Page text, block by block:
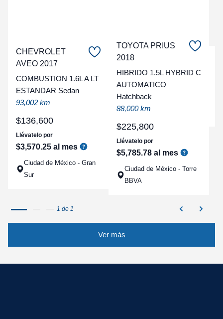
CHEVROLET
AVEO 2017
COMBUSTION 1.6L A LT
ESTANDAR Sedan
93,002 km
$136,600
Llévatelo por
$3,570.25 al mes
Ciudad de México - Gran
Sur
TOYOTA PRIUS
2018
HIBRIDO 1.5L HYBRID C
AUTOMATICO
Hatchback
88,000 km
$225,800
Llévatelo por
$5,785.78 al mes
Ciudad de México - Torre
BBVA
1 de 1
Ver más